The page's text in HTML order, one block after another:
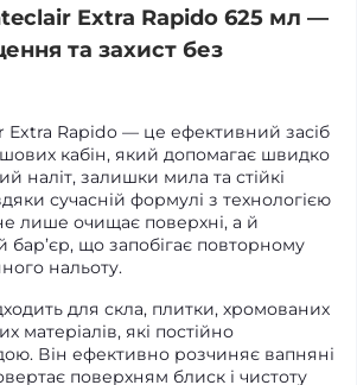
Extra Rapido 625 мл —
та захист без
Rapido — це ефективний засіб
кабін, який допомагає швидко
наліт, залишки мила та стійкі
сучасній формулі з технологією
не лише очищає поверхні, а й
бар’єр, що запобігає повторному
нальоту.
для скла, плитки, хромованих
матеріалів, які постійно
Він ефективно розчиняє вапняні
поверхням блиск і чистоту